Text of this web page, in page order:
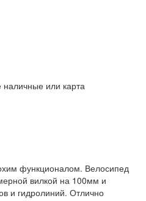
наличные или карта
функционалом. Велосипед
вилкой на 100мм и
и гидролиний. Отлично